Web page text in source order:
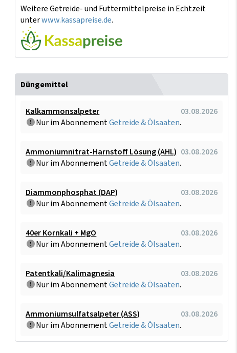
Weitere Getreide- und Futtermittelpreise in Echtzeit
unterwww.kassapreise.de.
Düngemittel
Kalkammonsalpeter
03.08.2026
Nur im AbonnementGetreide & Ölsaaten.
Ammoniumnitrat-Harnstoff Lösung (AHL) 03.08.2026
Nur im AbonnementGetreide & Ölsaaten.
Diammonphosphat (DAP)
03.08.2026
Nur im AbonnementGetreide & Ölsaaten.
40er Kornkali + MgO
03.08.2026
Nur im AbonnementGetreide & Ölsaaten.
Patentkali/Kalimagnesia
03.08.2026
Nur im AbonnementGetreide & Ölsaaten.
Ammoniumsulfatsalpeter (ASS)
03.08.2026
Nur im AbonnementGetreide & Ölsaaten.